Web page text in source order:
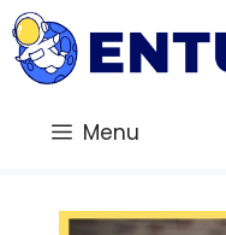
Saltar
al
contenido
Menu